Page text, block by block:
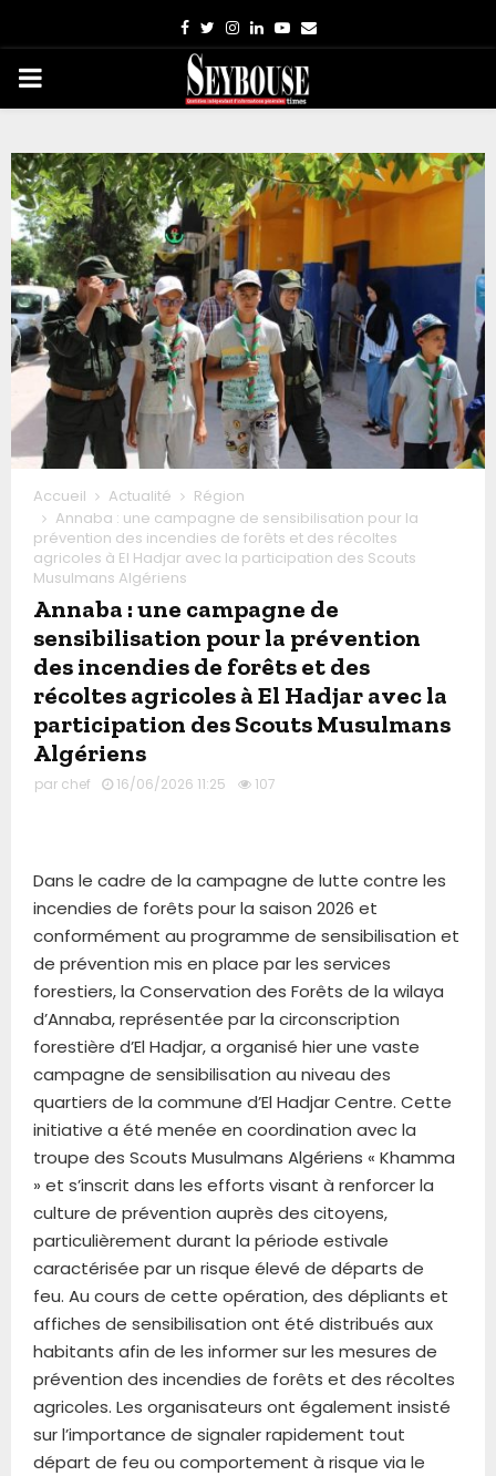
Facebook
TwitterInstagram
LinkedinYoutube
Email
PRIMARY
Accueil Actualité
Région
Annaba : une campagne de sensibilisation pour la
prévention des incendies de forêts et des récoltes
agricoles à El Hadjar avec la participation des Scouts
Musulmans Algériens
Annaba : une campagne de
sensibilisation pour la prévention
des incendies de forêts et des
récoltes agricoles à El Hadjar avec la
participation des Scouts Musulmans
Algériens
par chef 16/06/2026 11:25 107
Dans le cadre de la campagne de lutte contre les
incendies de forêts pour la saison 2026 et
conformément au programme de sensibilisation et
de prévention mis en place par les services
forestiers, la Conservation des Forêts de la wilaya
d’Annaba, représentée par la circonscription
forestière d’El Hadjar, a organisé hier une vaste
campagne de sensibilisation au niveau des
quartiers de la commune d’El Hadjar Centre. Cette
initiative a été menée en coordination avec la
troupe des Scouts Musulmans Algériens « Khamma
» et s’inscrit dans les efforts visant à renforcer la
culture de prévention auprès des citoyens,
particulièrement durant la période estivale
caractérisée par un risque élevé de départs de
feu. Au cours de cette opération, des dépliants et
affiches de sensibilisation ont été distribués aux
habitants afin de les informer sur les mesures de
prévention des incendies de forêts et des récoltes
agricoles. Les organisateurs ont également insisté
sur l’importance de signaler rapidement tout
départ de feu ou comportement à risque via le